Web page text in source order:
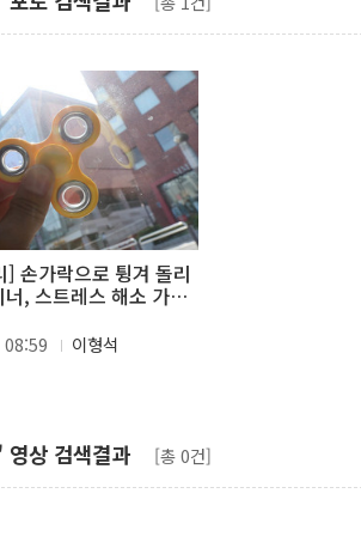
] 손가락으로 튕겨 돌리
, 스트레스 해소 가능
이형석
상 검색결과 [총 0건]